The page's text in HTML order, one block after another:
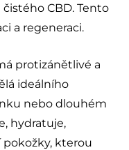
čistého CBD. Tento
a regeneraci.
protizánětlivé a
ideálního
nebo dlouhém
hydratuje,
kterou